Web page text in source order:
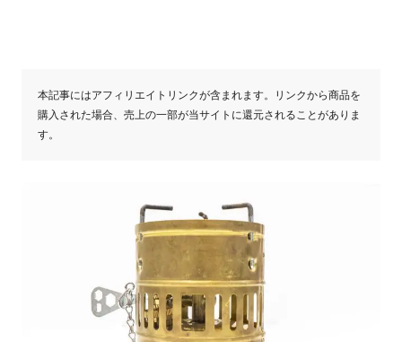
本記事にはアフィリエイトリンクが含まれます。リンクから商品を
購入された場合、売上の一部が当サイトに還元されることがありま
す。